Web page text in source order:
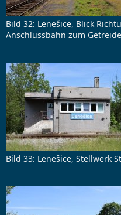
Bild 32: Lenešice, Blick
Anschlussbahn zum
Bild 33: Lenešice, Stellwerk